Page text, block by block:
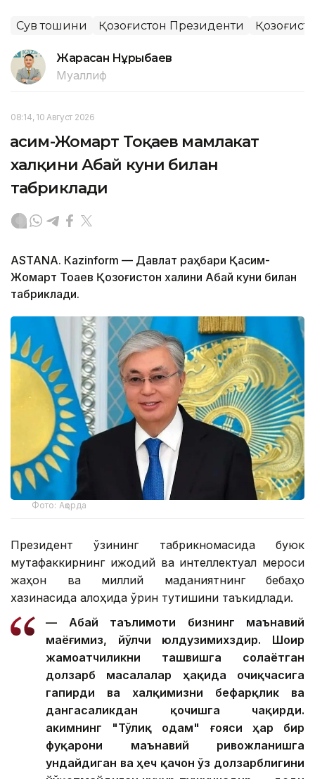
Сув тошқини Қозоғистон Президенти
Жарасқан Нұрыбаев
Муаллиф
08:14, 10 Август 2026
Қасим-Жомарт Тоқаев мамлакат
халқини Абай куни билан
табриклади
ASTANА. Кazinform — Давлат раҳбари Қасим-
Жомарт Тоқаев Қозоғистон халқини Абай куни билан
табриклади.
Фото: Ақорда
Президент ўзининг табрикномасида буюк
мутафаккирнинг ижодий ва интеллектуал мероси
жаҳон ва миллий маданиятнинг бебаҳо
хазинасида алоҳида ўрин тутишини таъкидлади.
— Абай таълимоти бизнинг маънавий
маёғимиз, йўлчи юлдузимихздир. Шоир
жамоатчиликни ташвишга солаётган
долзарб масалалар ҳақида очиқчасига
гапирди ва халқимизни бефарқлик ва
дангасаликдан қочишга чақирди.
Ҳакимнинг "Тўлиқ одам" ғояси ҳар бир
фуқарони маънавий ривожланишга
ундайдиган ва ҳеч қачон ўз долзарблигини